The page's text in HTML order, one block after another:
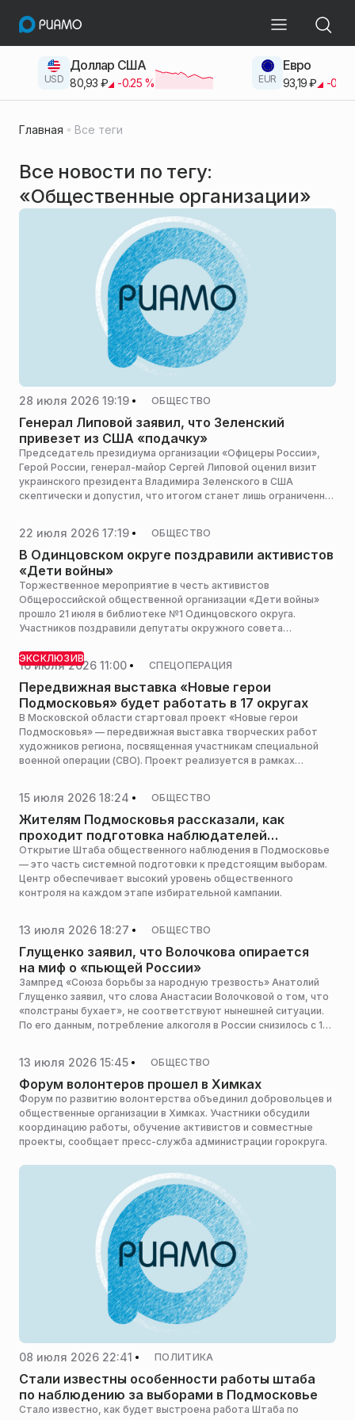
USD
Доллар США
80,93 ₽ -0.25% EUR
Евро
93,19 ₽ -0.42
Главная Все теги
Все новости по тегу:
«Общественные организации»
28 июля 2026 19:19 ОБЩЕСТВО
Генерал Липовой заявил, что Зеленский
привезет из США «подачку»
Председатель президиума организации «Офицеры России»,
Герой России, генерал-майор Сергей Липовой оценил визит
украинского президента Владимира Зеленского в США
скептически и допустил, что итогом станет лишь ограниченная
22 июля 2026 17:19 ОБЩЕСТВО
В Одинцовском округе поздравили активистов
«Дети войны»
Торжественное мероприятие в честь активистов
Общероссийской общественной организации «Дети войны»
прошло 21 июля в библиотеке №1 Одинцовского округа.
Участников поздравили депутаты окружного совета
программу, сообщает пресс-служба администрации
горокруга.
ЭКСКЛЮЗИВ
16 июля 2026 11:00 СПЕЦОПЕРАЦИЯ
Передвижная выставка «Новые герои
Подмосковья» будет работать в 17 округах
В Московской области стартовал проект «Новые герои
Подмосковья» — передвижная выставка творческих работ
художников региона, посвященная участникам специальной
военной операции (СВО). Проект реализуется в рамках
фонда Андрей Кошелев в разговоре с РИАМО рассказал о
выставке.
15 июля 2026 18:24 ОБЩЕСТВО
Жителям Подмосковья рассказали, как
проходит подготовка наблюдателей
к выборам
Открытие Штаба общественного наблюдения в Подмосковье
— это часть системной подготовки к предстоящим выборам.
Центр обеспечивает высокий уровень общественного
контроля на каждом этапе избирательной кампании.
13 июля 2026 18:27 ОБЩЕСТВО
Глущенко заявил, что Волочкова опирается
на миф о «пьющей России»
Зампред «Союза борьбы за народную трезвость» Анатолий
Глущенко заявил, что слова Анастасии Волочковой о том, что
«полстраны бухает», не соответствуют нынешней ситуации.
По его данным, потребление алкоголя в России снизилось с 19
13 июля 2026 15:45 ОБЩЕСТВО
Форум волонтеров прошел в Химках
Форум по развитию волонтерства объединил добровольцев и
общественные организации в Химках. Участники обсудили
координацию работы, обучение активистов и совместные
проекты, сообщает пресс-служба администрации горокруга.
08 июля 2026 22:41 ПОЛИТИКА
Стали известны особенности работы штаба
по наблюдению за выборами в Подмосковье
Стало известно, как будет выстроена работа Штаба по